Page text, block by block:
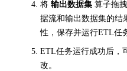
将 输出数据集 算子拖
据流和输出数据集的结
性，保存并运行ETL任
ETL任务运行成功后，
改。